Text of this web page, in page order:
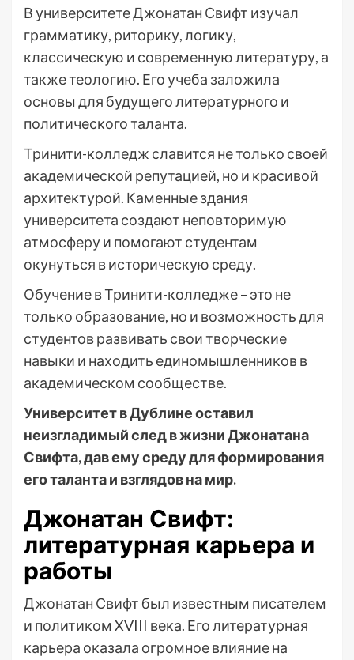
В университете Джонатан Свифт изучал
грамматику, риторику, логику,
классическую и современную литературу, а
также теологию. Его учеба заложила
основы для будущего литературного и
политического таланта.
Тринити-колледж славится не только своей
академической репутацией, но и красивой
архитектурой. Каменные здания
университета создают неповторимую
атмосферу и помогают студентам
окунуться в историческую среду.
Обучение в Тринити-колледже – это не
только образование, но и возможность для
студентов развивать свои творческие
навыки и находить единомышленников в
академическом сообществе.
Университет в Дублине оставил
неизгладимый след в жизни Джонатана
Свифта, дав ему среду для формирования
его таланта и взглядов на мир.
Джонатан Свифт:
литературная карьера и
работы
Джонатан Свифт был известным писателем
и политиком XVIII века. Его литературная
карьера оказала огромное влияние на